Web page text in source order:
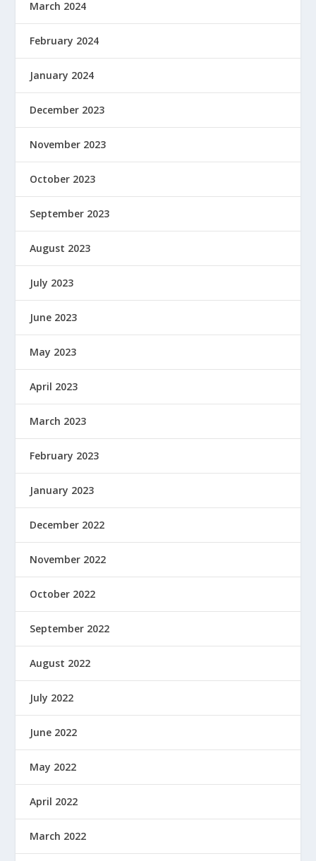
March 2024
February 2024
January 2024
December 2023
November 2023
October 2023
September 2023
August 2023
July 2023
June 2023
May 2023
April 2023
March 2023
February 2023
January 2023
December 2022
November 2022
October 2022
September 2022
August 2022
July 2022
June 2022
May 2022
April 2022
March 2022